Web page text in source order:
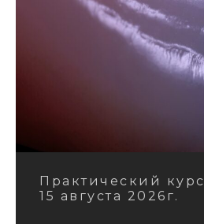
Практический курс
15 августа 2026г.